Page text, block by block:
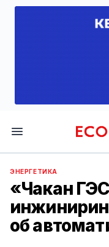
ЭНЕРГЕТИКА
«Чакан
об